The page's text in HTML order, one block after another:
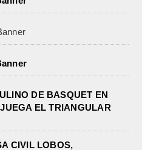
DE BASQUET EN
EL TRIANGULAR
CIVIL LOBOS,